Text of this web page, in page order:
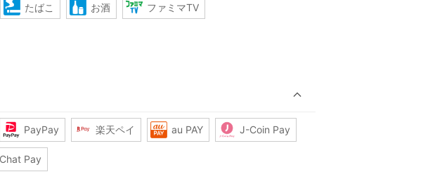
たばこ お酒 ファミマTV
PayPay 楽天ペイ au PAY J-Coin Pay
Pay